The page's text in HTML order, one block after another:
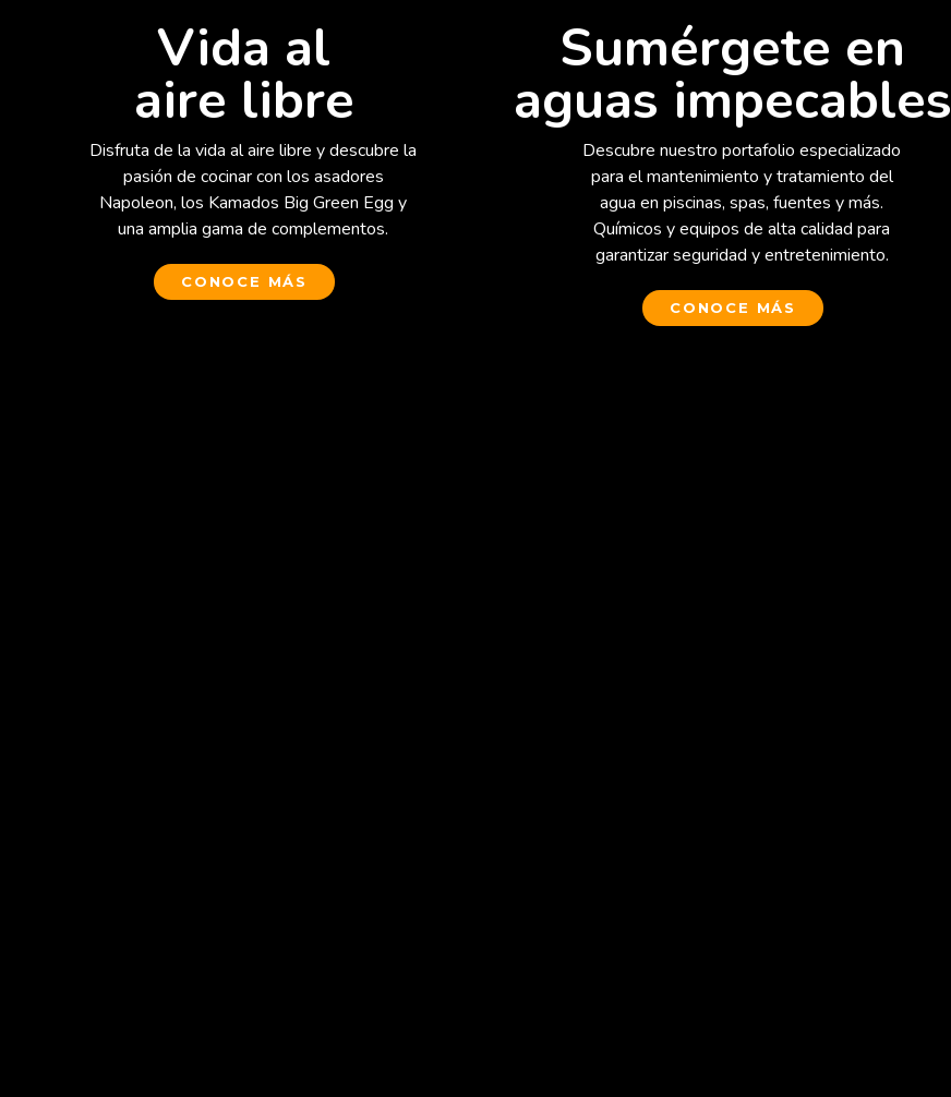
Vida al
aire libre
Disfruta de la vida al aire libre y descubre la
pasión de cocinar con los asadores
Napoleon, los Kamados Big Green Egg y
una amplia gama de complementos.
CONOCE MÁS
Sumérgete en
aguas impecables
Descubre nuestro portafolio especializado
para el mantenimiento y tratamiento del
agua en piscinas, spas, fuentes y más.
Químicos y equipos de alta calidad para
garantizar seguridad y entretenimiento.
CONOCE MÁS